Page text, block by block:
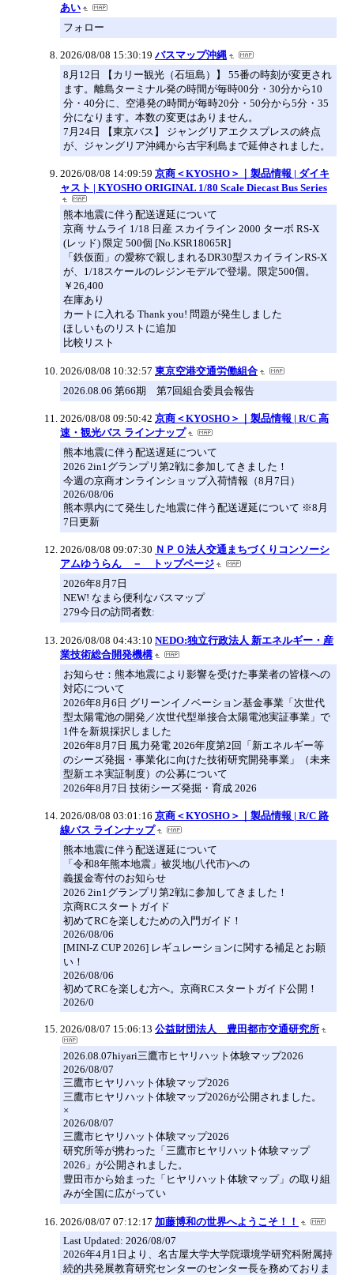
あい
フォロー
2026/08/08 15:30:19 バスマップ沖縄
8月12日 【カリー観光（石垣島）】 55番の時刻が変更され
ます。離島ターミナル発の時間が毎時00分・30分から10
分・40分に、空港発の時間が毎時20分・50分から5分・35
分になります。本数の変更はありません。
7月24日 【東京バス】 ジャングリアエクスプレスの終点
が、ジャングリア沖縄から古宇利島まで延伸されました。
2026/08/08 14:09:59 京商＜KYOSHO＞｜製品情報 | ダイキ
ャスト | KYOSHO ORIGINAL 1/80 Scale Diecast Bus Series
熊本地震に伴う配送遅延について
京商 サムライ 1/18 日産 スカイライン 2000 ターボ RS-X
(レッド) 限定 500個 [No.KSR18065R]
「鉄仮面」の愛称で親しまれるDR30型スカイラインRS-X
が、1/18スケールのレジンモデルで登場。限定500個。
￥26,400
在庫あり
カートに入れる Thank you! 問題が発生しました
ほしいものリストに追加
比較リスト
2026/08/08 10:32:57 東京空港交通労働組合
2026.08.06 第66期 第7回組合委員会報告
2026/08/08 09:50:42 京商＜KYOSHO＞｜製品情報 | R/C 高
速・観光バス ラインナップ
熊本地震に伴う配送遅延について
2026 2in1グランプリ第2戦に参加してきました！
今週の京商オンラインショップ入荷情報（8月7日）
2026/08/06
熊本県内にて発生した地震に伴う配送遅延について ※8月
7日更新
2026/08/08 09:07:30 ＮＰＯ法人交通まちづくりコンソーシ
アムゆうらん － トップページ
2026年8月7日
NEW! なまら便利なバスマップ
279今日の訪問者数:
2026/08/08 04:43:10 NEDO:独立行政法人 新エネルギー・産
業技術総合開発機構
お知らせ：熊本地震により影響を受けた事業者の皆様への
対応について
2026年8月6日 グリーンイノベーション基金事業「次世代
型太陽電池の開発／次世代型単接合太陽電池実証事業」で
1件を新規採択しました
2026年8月7日 風力発電 2026年度第2回「新エネルギー等
のシーズ発掘・事業化に向けた技術研究開発事業」（未来
型新エネ実証制度）の公募について
2026年8月7日 技術シーズ発掘・育成 2026
2026/08/08 03:01:16 京商＜KYOSHO＞｜製品情報 | R/C 路
線バス ラインナップ
熊本地震に伴う配送遅延について
「令和8年熊本地震」被災地(八代市)への
義援金寄付のお知らせ
2026 2in1グランプリ第2戦に参加してきました！
京商RCスタートガイド
初めてRCを楽しむための入門ガイド！
2026/08/06
[MINI-Z CUP 2026] レギュレーションに関する補足とお願
い！
2026/08/06
初めてRCを楽しむ方へ。京商RCスタートガイド公開！
2026/0
2026/08/07 15:06:13 公益財団法人 豊田都市交通研究所
2026.08.07hiyari三鷹市ヒヤリハット体験マップ2026
2026/08/07
三鷹市ヒヤリハット体験マップ2026
三鷹市ヒヤリハット体験マップ2026が公開されました。
×
2026/08/07
三鷹市ヒヤリハット体験マップ2026
研究所等が携わった「三鷹市ヒヤリハット体験マップ
2026」が公開されました。
豊田市から始まった「ヒヤリハット体験マップ」の取り組
みが全国に広がってい
2026/08/07 07:12:17 加藤博和の世界へようこそ！！
Last Updated: 2026/08/07
2026年4月1日より、名古屋大学大学院環境学研究科附属持
続的共発展教育研究センターのセンター長を務めておりま